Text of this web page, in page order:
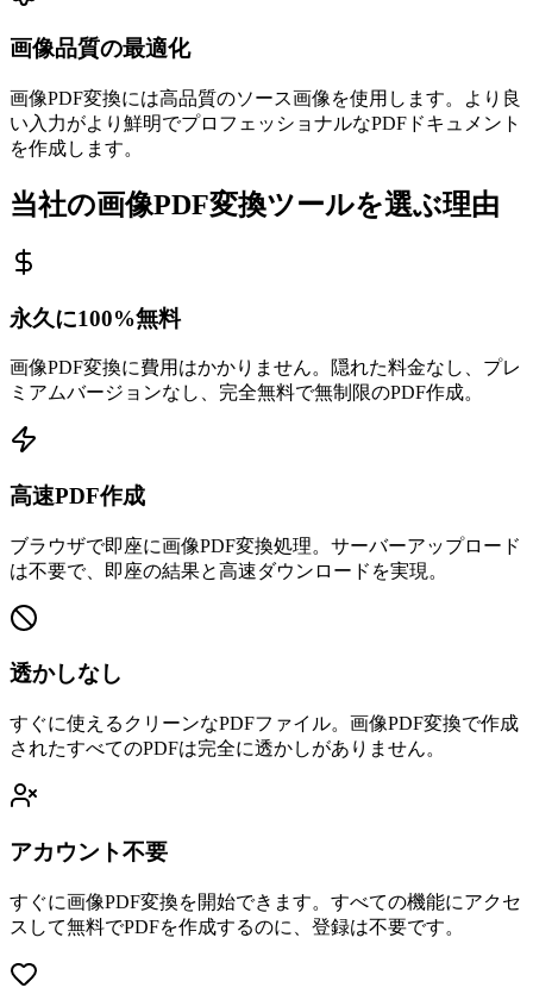
画像品質の最適化
画像PDF変換には高品質のソース画像を使用します。より良
い入力がより鮮明でプロフェッショナルなPDFドキュメント
を作成します。
当社の画像PDF変換ツールを選ぶ理由
永久に100%無料
画像PDF変換に費用はかかりません。隠れた料金なし、プレ
ミアムバージョンなし、完全無料で無制限のPDF作成。
高速PDF作成
ブラウザで即座に画像PDF変換処理。サーバーアップロード
は不要で、即座の結果と高速ダウンロードを実現。
透かしなし
すぐに使えるクリーンなPDFファイル。画像PDF変換で作成
されたすべてのPDFは完全に透かしがありません。
アカウント不要
すぐに画像PDF変換を開始できます。すべての機能にアクセ
スして無料でPDFを作成するのに、登録は不要です。